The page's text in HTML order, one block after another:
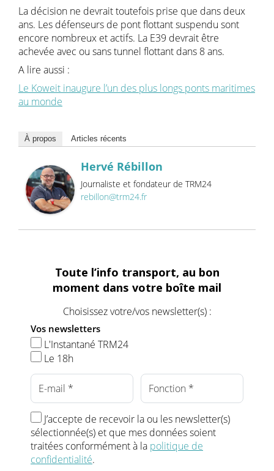
La décision ne devrait toutefois prise que dans deux
ans. Les défenseurs de pont flottant suspendu sont
encore nombreux et actifs. La E39 devrait être
achevée avec ou sans tunnel flottant dans 8 ans.
A lire aussi :
Le Koweit inaugure l’un des plus longs ponts maritimes
au monde
À propos Articles récents
Hervé Rébillon
Journaliste et fondateur de TRM24
rebillon@trm24.fr
Toute l’info transport, au bon
moment dans votre boîte mail
Choisissez votre/vos newsletter(s) :
Vos newsletters
L'Instantané TRM24
Le 18h
J’accepte de recevoir la ou les newsletter(s)
sélectionnée(s) et que mes données soient
traitées conformément à la politique de
confidentialité.